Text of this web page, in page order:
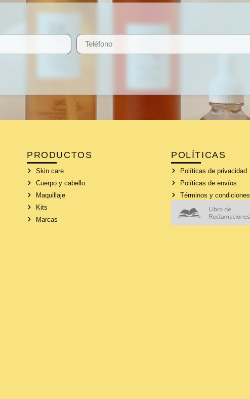
PRODUCTOS
Skin care
Cuerpo y cabello
Maquillaje
Kits
Marcas
POLÍTICAS
Políticas de privacidad
Políticas de envíos
Términos y condiciones